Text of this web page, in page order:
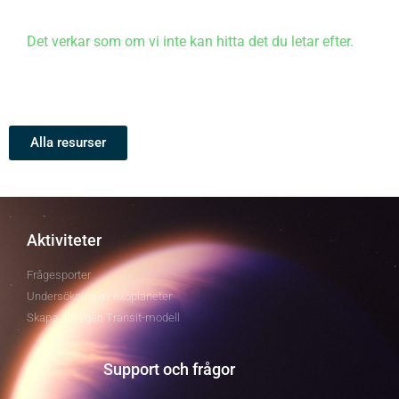
Det verkar som om vi inte kan hitta det du letar efter.
Alla resurser
Aktiviteter
Frågesporter
Undersökning av exoplaneter
Skapa din egen Transit-modell
Support och frågor